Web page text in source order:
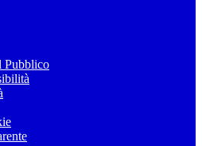
Pubblico